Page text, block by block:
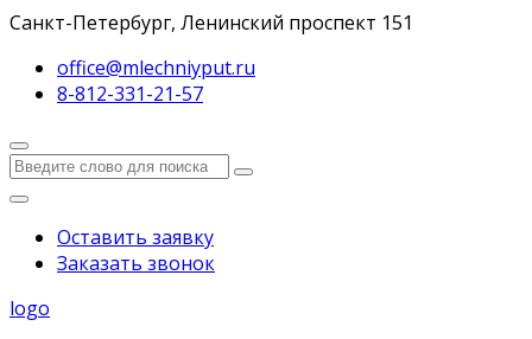
Санкт-Петербург, Ленинский проспект 151
office@mlechniyput.ru
8-812-331-21-57
Оставить заявку
Заказать звонок
logo